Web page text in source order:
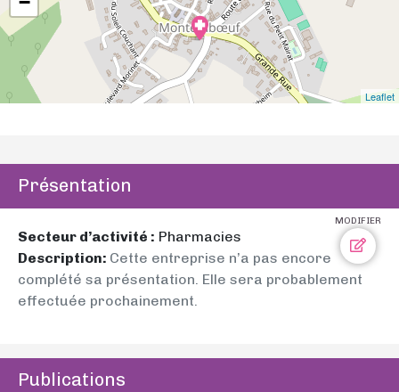
Leaflet
Présentation
MODIFIER
Secteur d’activité : Pharmacies
Description: Cette entreprise n’a pas encore
complété sa présentation. Elle sera probablement
effectuée prochainement.
Publications